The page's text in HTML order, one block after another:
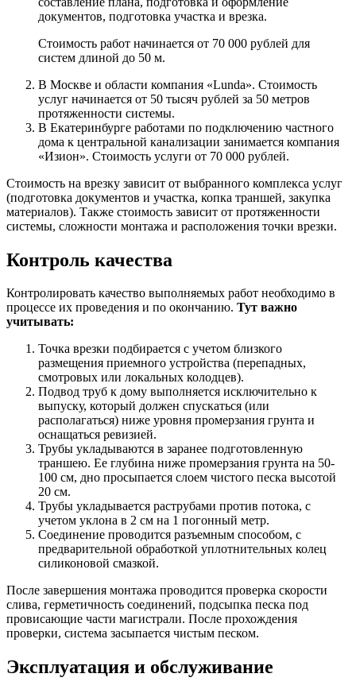
документов, подготовка участка и врезка.
Стоимость работ начинается от 70 000 рублей для
систем длиной до 50 м.
В Москве и области компания «Lunda». Стоимость
услуг начинается от 50 тысяч рублей за 50 метров
протяженности системы.
В Екатеринбурге работами по подключению частного
дома к центральной канализации занимается компания
«Изион». Стоимость услуги от 70 000 рублей.
Стоимость на врезку зависит от выбранного комплекса услуг
(подготовка документов и участка, копка траншей, закупка
материалов). Также стоимость зависит от протяженности
системы, сложности монтажа и расположения точки врезки.
Контроль качества
Контролировать качество выполняемых работ необходимо в
процессе их проведения и по окончанию. Тут важно
учитывать:
Точка врезки подбирается с учетом близкого
размещения приемного устройства (перепадных,
смотровых или локальных колодцев).
Подвод труб к дому выполняется исключительно к
выпуску, который должен спускаться (или
располагаться) ниже уровня промерзания грунта и
оснащаться ревизией.
Трубы укладываются в заранее подготовленную
траншею. Ее глубина ниже промерзания грунта на 50-
100 см, дно просыпается слоем чистого песка высотой
20 см.
Трубы укладывается раструбами против потока, с
учетом уклона в 2 см на 1 погонный метр.
Соединение проводится разъемным способом, с
предварительной обработкой уплотнительных колец
силиконовой смазкой.
После завершения монтажа проводится проверка скорости
слива, герметичность соединений, подсыпка песка под
провисающие части магистрали. После прохождения
проверки, система засыпается чистым песком.
Эксплуатация и обслуживание